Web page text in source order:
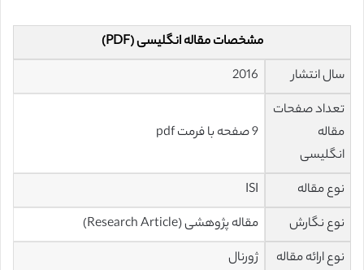
مشخصات مقاله انگلیسی (PDF)
سال انتشار
2016
تعداد صفحات
مقاله
انگلیسی
9 صفحه با فرمت pdf
نوع مقاله
ISI
نوع نگارش
مقاله پژوهشی (Research Article)
نوع ارائه مقاله
ژورنال